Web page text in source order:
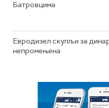
Батровцима
Евродизел скупљи за
непромењена